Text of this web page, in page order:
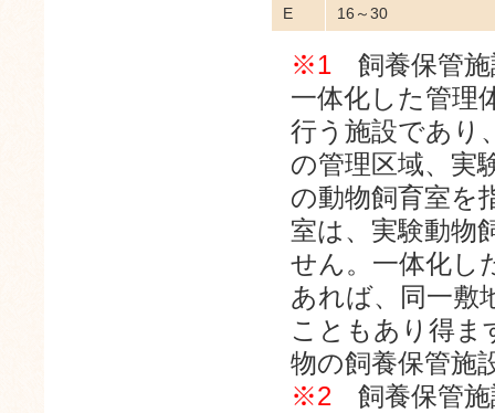
E 16～30
※1 飼養保管施
一体化した管理
行う施設であり
の管理区域、実
の動物飼育室を
室は、実験動物
せん。一体化し
あれば、同一敷
こともあり得ま
物の飼養保管施
※2 飼養保管施